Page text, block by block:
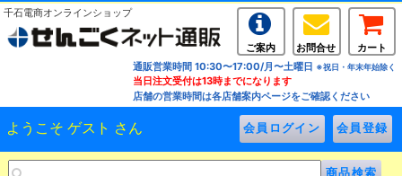
千石電商オンラインショップ
ご案内 お問合せ
カート
通販営業時間 10:30〜17:00/月〜土曜日 ※祝日・年末年始除く
当日注文受付は13時までになります
店舗の営業時間は各店舗案内ページをご確認ください
ようこそ ゲスト さん